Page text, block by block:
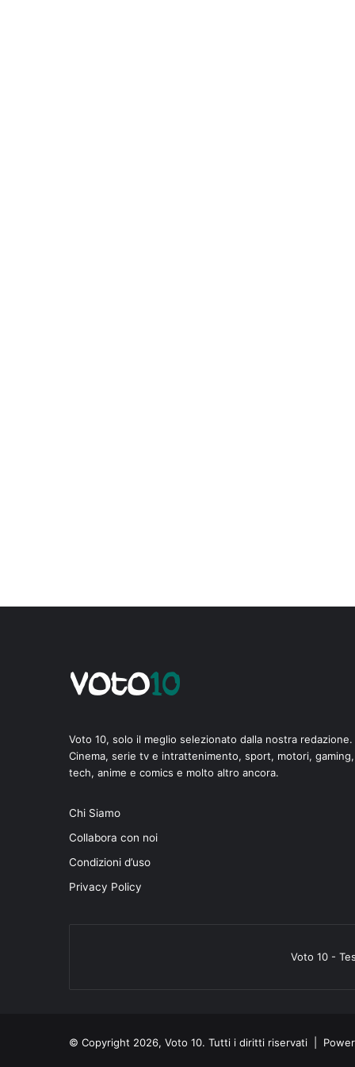
Voto 10, solo il meglio selezionato dalla nostra redazione.
Cinema, serie tv e intrattenimento, sport, motori, gaming,
tech, anime e comics e molto altro ancora.
Chi Siamo
Collabora con noi
Condizioni d’uso
Privacy Policy
Voto 10 -
© Copyright 2026, Voto 10. Tutti i diritti riservati |